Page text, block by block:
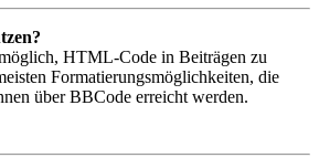
HTML-Code in Beiträgen zu
Formatierungsmöglichkeiten, die
über BBCode erreicht werden.